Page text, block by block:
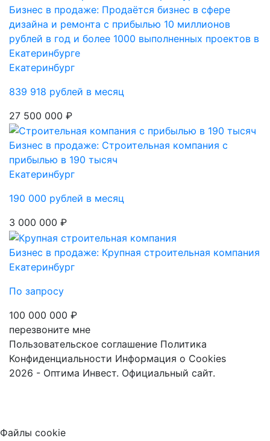
Бизнес в продаже: Продаётся бизнес в сфере
дизайна и ремонта с прибылью 10 миллионов
рублей в год и более 1000 выполненных проектов в
Екатеринбурге
Екатеринбург
839 918 рублей в месяц
27 500 000 ₽
Бизнес в продаже: Строительная компания с
прибылью в 190 тысяч
Екатеринбург
190 000 рублей в месяц
3 000 000 ₽
Бизнес в продаже: Крупная строительная компания
Екатеринбург
По запросу
100 000 000 ₽
перезвоните мне
Пользовательское соглашение Политика
Конфиденциальности Информация о Cookies
2026 - Оптима Инвест. Официальный сайт.
Файлы cookie